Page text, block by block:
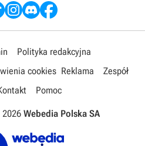
Polityka redakcyjna
cookies Reklama
Zespół
Pomoc
2026 Webedia Polska SA